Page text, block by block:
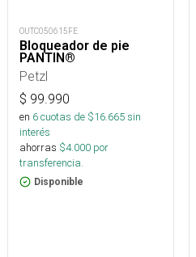
OUTC050615FE
Bloqueador de pie
PANTIN®
Petzl
$ 99.990
en 6cuotas de $16.665sin
interés
ahorras $4.000 por
transferencia.
Disponible